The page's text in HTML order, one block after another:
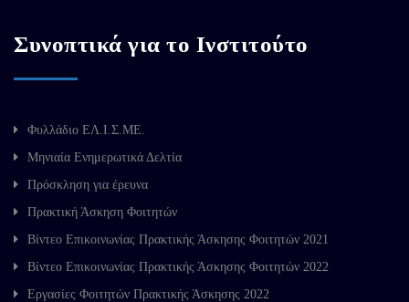
Συνοπτικά για το Ινστιτούτο
Φυλλάδιο ΕΛ.Ι.Σ.ΜΕ.
Μηνιαία Ενημερωτικά Δελτία
Πρόσκληση για έρευνα
Πρακτική Άσκηση Φοιτητών
Βίντεο Επικοινωνίας Πρακτικής Άσκησης Φοιτητών 2021
Βίντεο Επικοινωνίας Πρακτικής Άσκησης Φοιτητών 2022
Εργασίες Φοιτητών Πρακτικής Άσκησης 2022